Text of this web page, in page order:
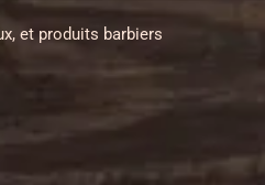
et produits barbiers